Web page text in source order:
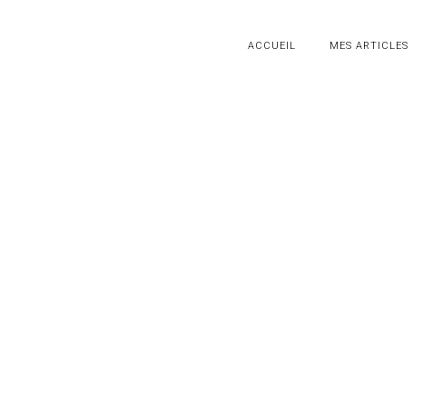
ACCUEIL MES ARTICLES